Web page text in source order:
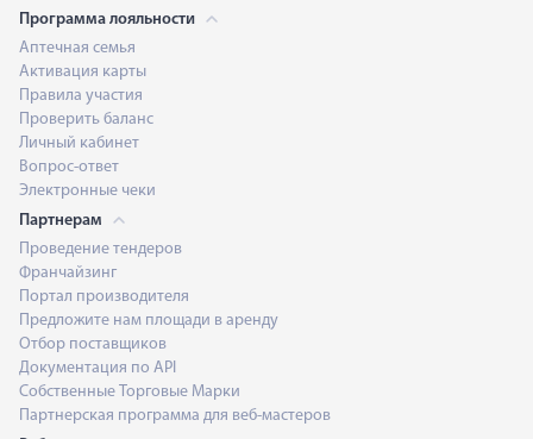
Программа лояльности
Аптечная семья
Активация карты
Правила участия
Проверить баланс
Личный кабинет
Вопрос-ответ
Электронные чеки
Партнерам
Проведение тендеров
Франчайзинг
Портал производителя
Предложите нам площади в аренду
Отбор поставщиков
Документация по API
Собственные Торговые Марки
Партнерская программа для веб-мастеров